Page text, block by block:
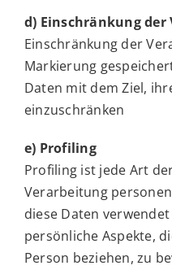
d) Einschränkung
Einschränkung der
Markierung
Daten mit dem Ziel,
einzuschränken
e) Profiling
Profiling ist jede Art
Verarbeitung
diese Daten
persönliche Aspekte,
Person beziehen, zu